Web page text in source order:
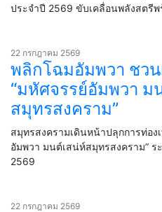
ประจำปี 2569 ขับเคลื่อนพลังสตรี
22 กรกฎาคม 2569
พลิกโฉมอัมพวา ชวน
“มหัศจรรย์อัมพวา ม
สมุทรสงคราม”
สมุทรสงครามเดินหน้าปลุกการท่อง
อัมพวา มนต์เสน่ห์สมุทรสงคราม”
2569
22 กรกฎาคม 2569